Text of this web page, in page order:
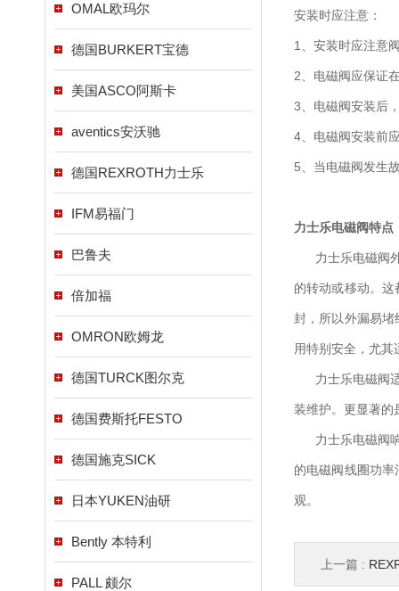
OMAL欧玛尔
德国BURKERT宝德
美国ASCO阿斯卡
aventics安沃驰
德国REXROTH力士乐
IFM易福门
巴鲁夫
倍加福
OMRON欧姆龙
德国TURCK图尔克
德国费斯托FESTO
德国施克SICK
日本YUKEN油研
Bently 本特利
PALL 颇尔
安装时应注意：
1、安装时应注意
2、电磁阀应保证
3、电磁阀安装后
4、电磁阀安装前
5、当电磁阀发生
力士乐电磁阀特点
力士乐电磁阀外
的转动或移动。
封，所以外漏易
用特别安全，尤
力士乐电磁阀适
装维护。更显著的
力士乐电磁阀响
的电磁阀线圈功
观。
上一篇 :